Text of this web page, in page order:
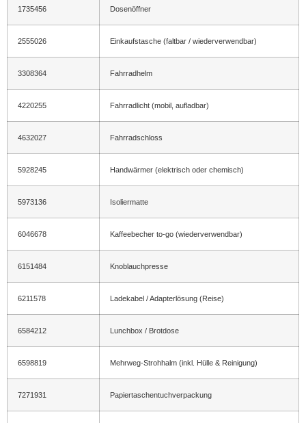
1735456 Dosenöffner
2555026 Einkaufstasche (faltbar / wiederverwendbar)
3308364 Fahrradhelm
4220255 Fahrradlicht (mobil, aufladbar)
4632027 Fahrradschloss
5928245 Handwärmer (elektrisch oder chemisch)
5973136 Isoliermatte
6046678 Kaffeebecher to-go (wiederverwendbar)
6151484 Knoblauchpresse
6211578 Ladekabel / Adapterlösung (Reise)
6584212 Lunchbox / Brotdose
6598819 Mehrweg-Strohhalm (inkl. Hülle & Reinigung)
7271931 Papiertaschentuchverpackung